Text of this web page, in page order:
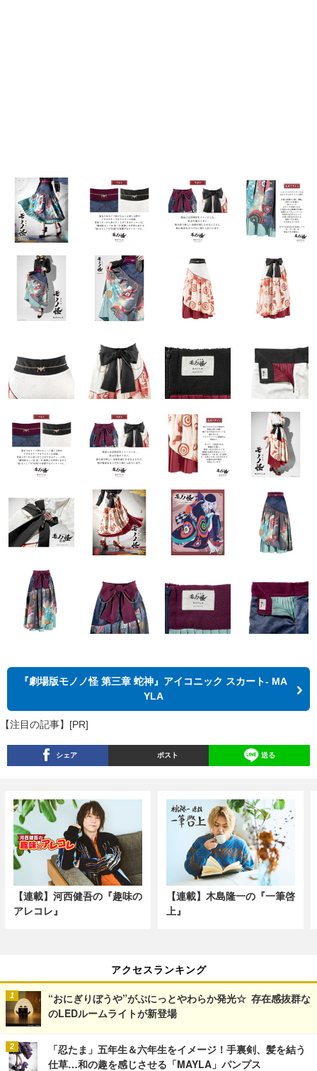
『劇場版モノノ怪 第三章 蛇神』アイコニック スカート- MA
YLA
【注目の記事】[PR]
シェア ポスト 送る
【連載】河西健吾の『趣味の
アレコレ』
【連載】木島隆一の『一筆啓
上』
アクセスランキング
“おにぎりぼうや”がぷにっとやわらか発光☆ 存在感抜群な
のLEDルームライトが新登場
「忍たま」五年生＆六年生をイメージ！手裏剣、髪を結う
仕草…和の趣を感じさせる「MAYLA」パンプス